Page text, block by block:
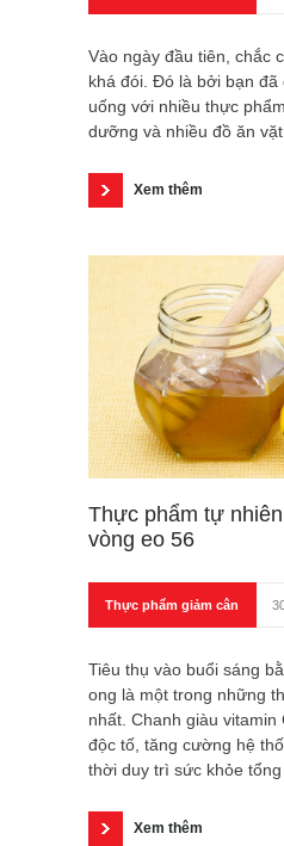
Vào ngày đầu tiên, chắc
khá đói. Đó là bởi bạn đã
uống với nhiều thực
dưỡng và nhiều đồ ăn vặt.
Xem thêm
Thực phẩm tự
vòng eo 56
Thực phẩm giảm cân
Tiêu thụ vào buổi sáng
ong là một trong những
nhất. Chanh giàu
độc tố, tăng cường hệ
thời duy trì sức khỏe
Xem thêm